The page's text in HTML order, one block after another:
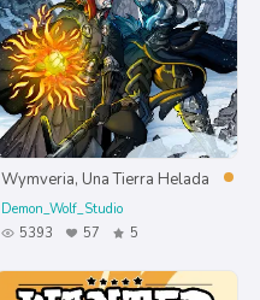
Wymveria, Una Tierra Helada
Demon_Wolf_Studio
5393
57 5